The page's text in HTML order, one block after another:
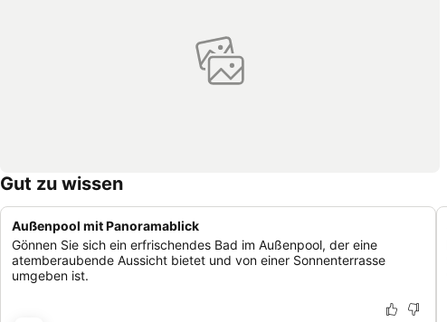
Gut zu wissen
Außenpool mit Panoramablick
Gönnen Sie sich ein erfrischendes Bad im Außenpool, der eine
atemberaubende Aussicht bietet und von einer Sonnenterrasse
umgeben ist.